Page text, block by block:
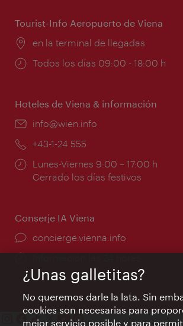
Tourist-Info Aeropuerto de Viena
Lugar:
en la terminal de llegadas
Horarios
Todos los días 09:00 - 18:00 h
Hoteles de Viena & información
e-
info@wien.info
Teléfono:
+43-1-24 555
Horarios
de
Lunes-Viernes 9:00 – 17:00 h
Cerrado los días festivos
Conserje IA Viena
concierge.vienna.info
¿Unas galletitas?
No queremos darle la lata. Sin
cookies son necesarias para
mejor servicio posible y para